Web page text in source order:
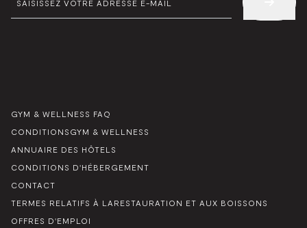
E-
MAIL
GYM & WELLNESS FAQ
CONDITIONSGYM & WELLNESS
ANNUAIRE DES HÔTELS
CONDITIONS D'HÉBERGEMENT
CONTACT
TERMES RELATIFS À LARESTAURATION ET AUX BOISSONS
OFFRES D'EMPLOI